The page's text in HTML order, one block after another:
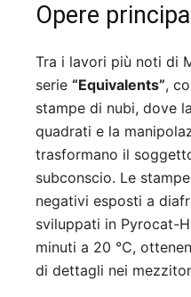
Opere
Tra i lavori più noti di
serie “Equivalents”,
stampe di nubi, dove
quadrati e la
trasformano il
subconscio. Le
negativi esposti a
sviluppati in Pyrocat-
minuti a 20 ℃,
di dettagli nei